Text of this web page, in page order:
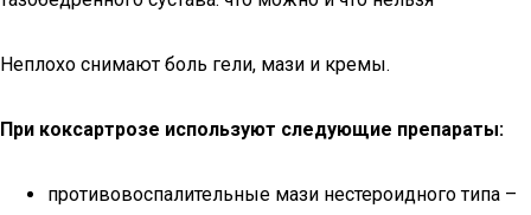
Неплохо снимают боль гели, мази и кремы.
При коксартрозе используют следующие препараты:
противовоспалительные мази нестероидного типа –